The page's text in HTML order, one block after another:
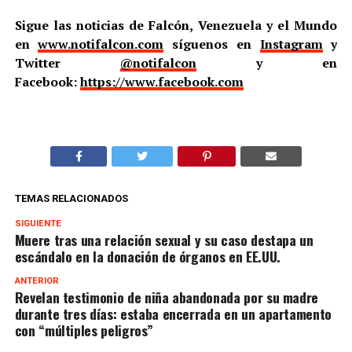
Sigue las noticias de Falcón, Venezuela y el Mundo
enwww.notifalcon.com síguenos en Instagramy
Twitter @notifalcony en
Facebook:https://www.facebook.com
TEMAS RELACIONADOS
SIGUIENTE
Muere tras una relación sexual y su caso destapa un
escándalo en la donación de órganos en EE.UU.
ANTERIOR
Revelan testimonio de niña abandonada por su madre
durante tres días: estaba encerrada en un apartamento
con “múltiples peligros”